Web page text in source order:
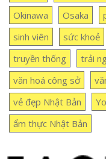
Okinawa
Osaka
sinh viên
sức khoẻ
truyền thống
trải
văn hoá công sở
vẻ đẹp Nhật Bản
ẩm thực Nhật Bản